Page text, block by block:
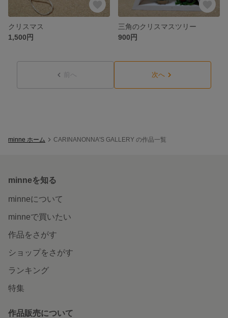
クリスマス
1,500円
三角のクリスマスツリー
900円
前へ 次へ
minne ホーム CARINANONNA'S GALLERY の作品一覧
minneを知る
minneについて
minneで買いたい
作品をさがす
ショップをさがす
ランキング
特集
作品販売について